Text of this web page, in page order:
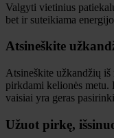
Valgyti vietinius
bet ir suteikiama
Atsineškite
Atsineškite užkandžių
pirkdami kelionės
vaisiai yra geras
Užuot pirkę,